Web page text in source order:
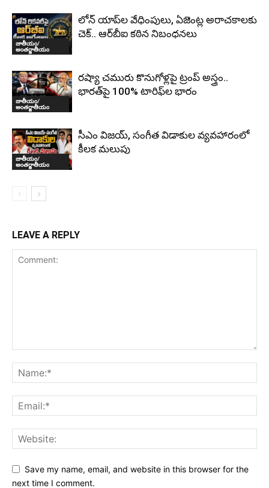
జాతీయం/
అంతర్జాతీయం
లోన్ యాప్‌ల వేధింపులు, ఏజెంట్ల అరాచకాలకు
చెక్.. ఆర్‌బీఐ కఠిన నిబంధనలు
జాతీయం/
అంతర్జాతీయం
రష్యా చమురు కొనుగోళ్లపై ట్రంప్ అస్త్రం..
భారత్‌పై 100% టారిఫ్‌ల భారం
జాతీయం/
అంతర్జాతీయం
సీఎం విజయ్, సంగీత విడాకుల వ్యవహారంలో
కీలక మలుపు
LEAVE A REPLY
Save my name, email, and website in this browser for the
next time I comment.